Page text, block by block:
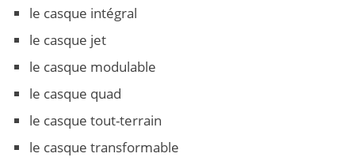
le casque intégral
le casque jet
le casque modulable
le casque quad
le casque tout-terrain
le casque transformable